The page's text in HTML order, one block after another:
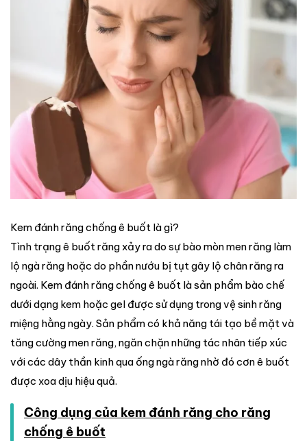
Kem đánh răng chống ê buốt là gì?
Tình trạng ê buốt răng xảy ra do sự bào mòn men răng làm
lộ ngà răng hoặc do phần nướu bị tụt gây lộ chân răng ra
ngoài. Kem đánh răng chống ê buốt là sản phẩm bào chế
dưới dạng kem hoặc gel được sử dụng trong vệ sinh răng
miệng hằng ngày. Sản phẩm có khả năng tái tạo bề mặt và
tăng cường men răng, ngăn chặn những tác nhân tiếp xúc
với các dây thần kinh qua ống ngà răng nhờ đó cơn ê buốt
được xoa dịu hiệu quả.
Công dụng của kem đánh răng cho răng
chống ê buốt